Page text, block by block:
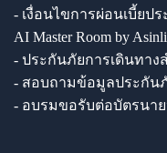
- เงื่อนไขการผ่อนเบี้ยป
AI Master Room by
- ประกันภัยการเดินทา
- สอบถามข้อมูลประกัน
- อบรมขอรับต่อบัตรนา